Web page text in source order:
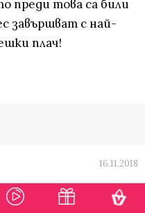
преди това са били
завършват с най-
плач!
16.11.2018